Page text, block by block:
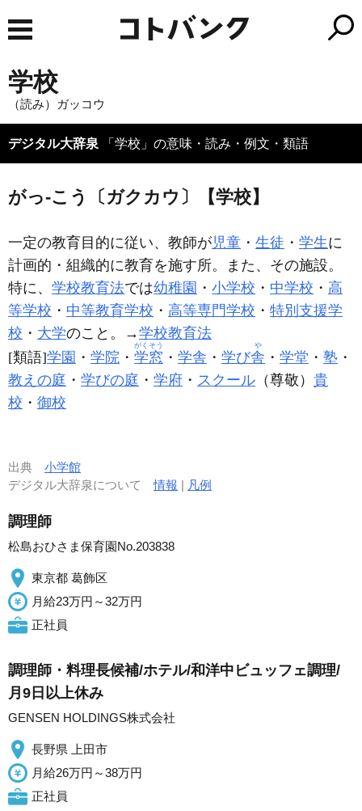
学校
（読み）ガッコウ
デジタル大辞泉 「学校」の意味・読み・例文・類語
がっ‐こう〔ガクカウ〕【学校】
一定の教育目的に従い、教師が児童 ・ 生徒 ・ 学生に
計画的・組織的に教育を施す所。また、その施設。
特に、 学校教育法では幼稚園 ・ 小学校 ・ 中学校 ・ 高
等学校 ・ 中等教育学校 ・ 高等専門学校 ・ 特別支援学
校 ・ 大学のこと。→学校教育法
[類語]学園 ・ 学院 ・ 学窓
がくそう
・ 学舎 ・ 学び舎
や
・ 学堂 ・ 塾 ・
教えの庭 ・ 学びの庭 ・ 学府 ・ スクール （尊敬） 貴
校 ・ 御校
出典 小学館
デジタル大辞泉について情報 | 凡例
調理師
松島おひさま保育園No.203838
東京都 葛飾区
月給23万円～32万円
正社員
調理師・料理長候補/ホテル/和洋中ビュッフェ調理/
月9日以上休み
GENSEN HOLDINGS株式会社
長野県 上田市
月給26万円～38万円
正社員